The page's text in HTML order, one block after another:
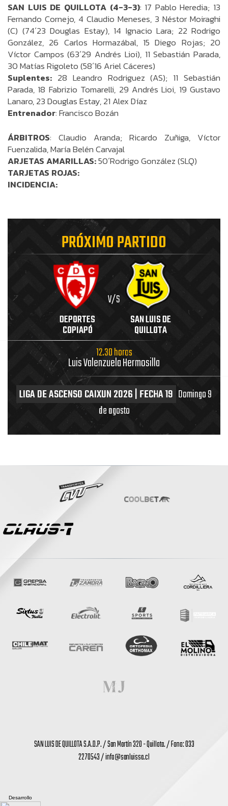
SAN LUIS DE QUILLOTA (4-3-3): 17 Pablo Heredia; 13
Fernando Cornejo, 4 Claudio Meneses, 3 Néstor Moiraghi
(C) (74´23 Douglas Estay), 14 Ignacio Lara; 22 Rodrigo
González, 26 Carlos Hormazábal, 15 Diego Rojas; 20
Víctor Campos (63´29 Andrés Lioi), 11 Sebastián Parada,
30 Matías Rigoleto (58´16 Ariel Cáceres)
Suplentes: 28 Leandro Rodriguez (AS); 11 Sebastián
Parada, 18 Fabrizio Tomarelli, 29 Andrés Lioi, 19 Gustavo
Lanaro, 23 Douglas Estay, 21 Alex Díaz
Entrenador: Francisco Bozán
ÁRBITROS: Claudio Aranda; Ricardo Zuñiga, Víctor
Fuenzalida, María Belén Carvajal
ARJETAS AMARILLAS:50´Rodrigo González (SLQ)
TARJETAS ROJAS:
INCIDENCIA:
PRÓXIMO PARTIDO
DEPORTES
COPIAPÓ
V/S
SAN LUIS DE
QUILLOTA
12.30 horas
Luis Valenzuela Hermosilla
LIGA DE ASCENSO CAIXUN 2026 | FECHA 19 Domingo 9
de agosto
SAN LUIS DE QUILLOTA S.A.D.P. / San Martín 320 - Quillota. / Fono: 033
2270543 /info@sanluissa.cl
Desarrollo